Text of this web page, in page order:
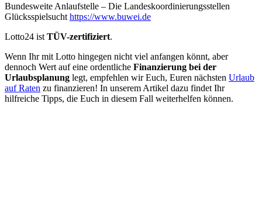
Bundesweite Anlaufstelle – Die Landeskoordinierungsstellen
Glücksspielsucht https://www.buwei.de
Lotto24 ist TÜV-zertifiziert.
Wenn Ihr mit Lotto hingegen nicht viel anfangen könnt, aber
dennoch Wert auf eine ordentliche Finanzierung bei der
Urlaubsplanung legt, empfehlen wir Euch, Euren nächsten Urlaub
auf Raten zu finanzieren! In unserem Artikel dazu findet Ihr
hilfreiche Tipps, die Euch in diesem Fall weiterhelfen können.